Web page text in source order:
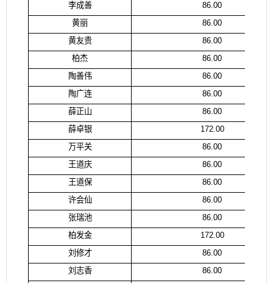
李成善
86.00
黄丽
86.00
黄友贵
86.00
柏杰
86.00
陶善伟
86.00
陶广连
86.00
薛正山
86.00
薛卓银
172.00
万平关
86.00
王道庆
86.00
王道保
86.00
许会仙
86.00
张瑞池
86.00
柏发金
172.00
刘修才
86.00
刘志香
86.00